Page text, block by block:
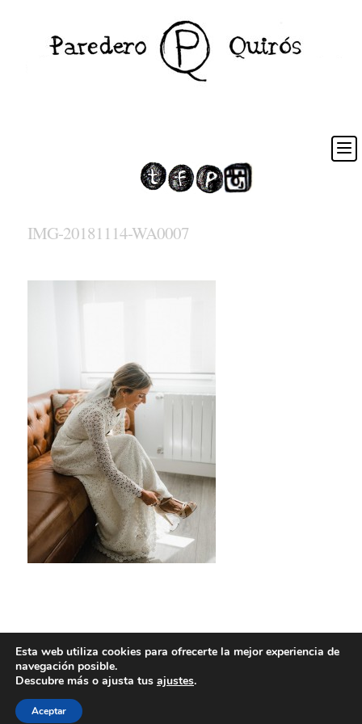
IMG-20181114-WA0007
Esta web utiliza cookies para ofrecerte la mejor experiencia de
navegación posible.
Descubre más o ajusta tus ajustes.
Aceptar